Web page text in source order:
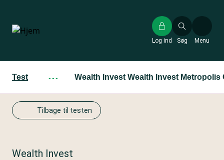
hovedindhold
Søg
Log ind Menu
Test ··· Wealth Invest Wealth Invest Metropolis
Tilbage til testen
Wealth Invest